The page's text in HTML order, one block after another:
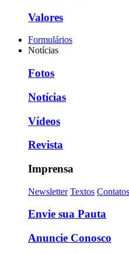
Valores
Formulários
Notícias
Fotos
Notícias
Vídeos
Revista
Imprensa
Newsletter Textos Contatos
Envie sua Pauta
Anuncie Conosco